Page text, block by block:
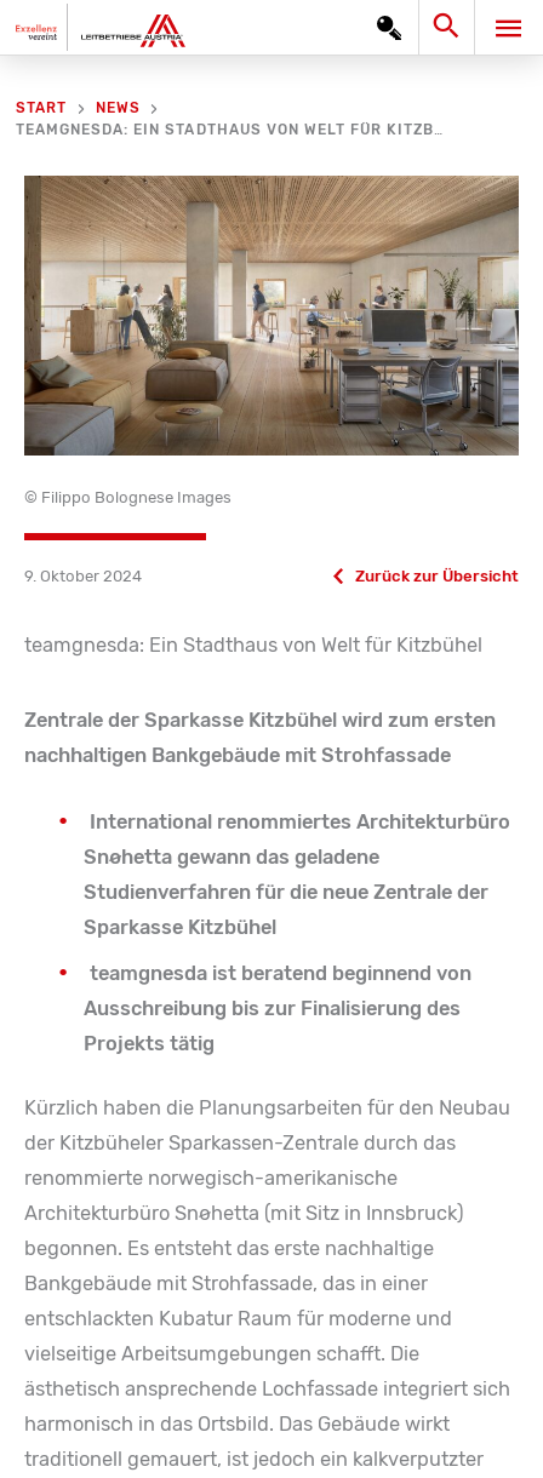
Inhalt
Search
START
NEWS
TEAMGNESDA: EIN STADTHAUS VON WELT FÜR KITZBÜHEL
© Filippo Bolognese Images
9. Oktober 2024 Zurück zur Übersicht
teamgnesda: Ein Stadthaus von Welt für Kitzbühel
Zentrale der Sparkasse Kitzbühel wird zum ersten
nachhaltigen Bankgebäude mit Strohfassade
International renommiertes Architekturbüro
Snøhetta gewann das geladene
Studienverfahren für die neue Zentrale der
Sparkasse Kitzbühel
teamgnesda ist beratend beginnend von
Ausschreibung bis zur Finalisierung des
Projekts tätig
Kürzlich haben die Planungsarbeiten für den Neubau
der Kitzbüheler Sparkassen-Zentrale durch das
renommierte norwegisch-amerikanische
Architekturbüro Snøhetta (mit Sitz in Innsbruck)
begonnen. Es entsteht das erste nachhaltige
Bankgebäude mit Strohfassade, das in einer
entschlackten Kubatur Raum für moderne und
vielseitige Arbeitsumgebungen schafft. Die
ästhetisch ansprechende Lochfassade integriert sich
harmonisch in das Ortsbild. Das Gebäude wirkt
traditionell gemauert, ist jedoch ein kalkverputzter